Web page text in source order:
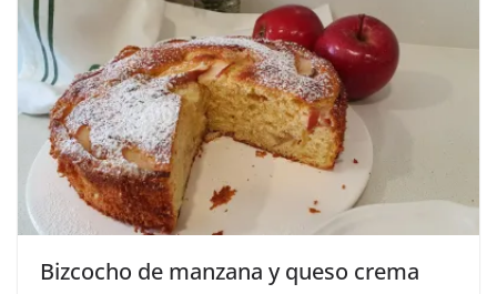
Bizcocho de manzana y queso crema